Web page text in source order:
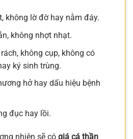
không lờ đờ hay nằm đáy.
không nhợt nhạt.
không cụp, không có
ký sinh trùng.
hở hay dấu hiệu bệnh
đục hay lồi.
nhiên sẽ có giá cá thần